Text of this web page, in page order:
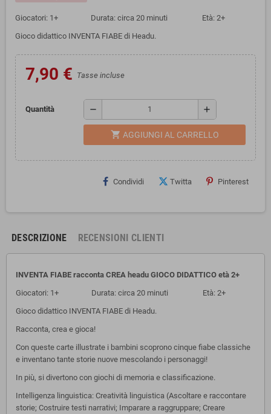
Giocatori: 1+ Durata: circa 20 minuti Età: 2+
Gioco didattico INVENTA FIABE di Headu.
7,90 € Tasse incluse
Quantità remove add
shopping_cart AGGIUNGI AL CARRELLO
Condividi Twitta Pinterest
DESCRIZIONE RECENSIONI CLIENTI
INVENTA FIABE racconta CREA headu GIOCO DIDATTICO età 2+
Giocatori: 1+ Durata: circa 20 minuti Età: 2+
Gioco didattico INVENTA FIABE di Headu.
Racconta, crea e gioca!
Con queste carte illustrate i bambini scoprono cinque fiabe classiche
e inventano tante storie nuove mescolando i personaggi!
In più, si divertono con giochi di memoria e classificazione.
Intelligenza linguistica: Creatività linguistica (Ascoltare e raccontare
storie; Costruire testi narrativi; Imparare a raggruppare; Creare